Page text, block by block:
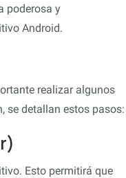
poderosa y
Android.
realizar algunos
se detallan estos pasos:
Esto permitirá que